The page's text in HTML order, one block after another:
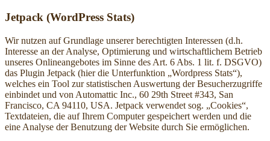
Jetpack (WordPress Stats)
Wir nutzen auf Grundlage unserer berechtigten Interessen (d.h.
Interesse an der Analyse, Optimierung und wirtschaftlichem Betrieb
unseres Onlineangebotes im Sinne des Art. 6 Abs. 1 lit. f. DSGVO)
das Plugin Jetpack (hier die Unterfunktion „Wordpress Stats“),
welches ein Tool zur statistischen Auswertung der Besucherzugriffe
einbindet und von Automattic Inc., 60 29th Street #343, San
Francisco, CA 94110, USA. Jetpack verwendet sog. „Cookies“,
Textdateien, die auf Ihrem Computer gespeichert werden und die
eine Analyse der Benutzung der Website durch Sie ermöglichen.